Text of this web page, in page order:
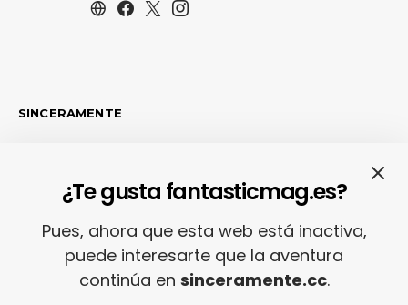
SINCERAMENTE
LO MÁS RECIENTE
¿Te gusta fantasticmag.es?
Pues, ahora que esta web está inactiva,
puede interesarte que la aventura
continúa en sinceramente.cc.